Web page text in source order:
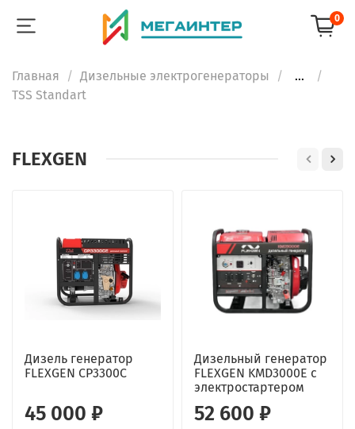
0
Главная Дизельные электрогенераторы
...
TSS Standart
FLEXGEN
Дизель генератор
FLEXGEN CP3300C
45 000 ₽
Дизельный генератор
FLEXGEN KMD3000E с
электростартером
52 600 ₽